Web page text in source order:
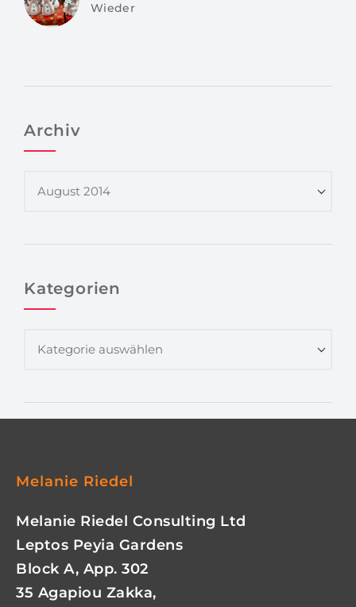
Wieder
Archiv
Kategorien
Melanie Riedel
Melanie Riedel Consulting Ltd
Leptos Peyia Gardens
Block A, App. 302
35 Agapiou Zakka,